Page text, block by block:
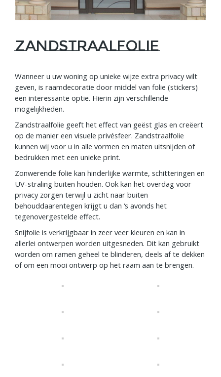
Zandstraalfolie
Wanneer u uw woning op unieke wijze extra privacy wilt
geven, is raamdecoratie door middel van folie (stickers)
een interessante optie. Hierin zijn verschillende
mogelijkheden.
Zandstraalfolie geeft het effect van geëst glas en creëert
op de manier een visuele privésfeer. Zandstraalfolie
kunnen wij voor u in alle vormen en maten uitsnijden of
bedrukken met een unieke print.
Zonwerende folie kan hinderlijke warmte, schitteringen en
UV-straling buiten houden. Ook kan het overdag voor
privacy zorgen terwijl u zicht naar buiten
behouddaarentegen krijgt u dan ‘s avonds het
tegenovergestelde effect.
Snijfolie is verkrijgbaar in zeer veer kleuren en kan in
allerlei ontwerpen worden uitgesneden. Dit kan gebruikt
worden om ramen geheel te blinderen, deels af te dekken
of om een mooi ontwerp op het raam aan te brengen.